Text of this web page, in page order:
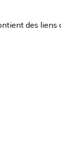
des